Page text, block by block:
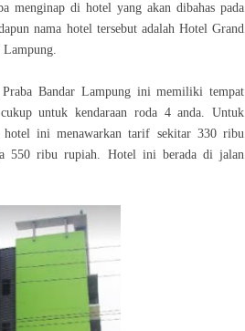
menginap di hotel yang akan dibahas pada
nama hotel tersebut adalah Hotel Grand
Lampung.
Bandar Lampung ini memiliki tempat
untuk kendaraan roda 4 anda. Untuk
hotel ini menawarkan tarif sekitar 330 ribu
550 ribu rupiah. Hotel ini berada di jalan